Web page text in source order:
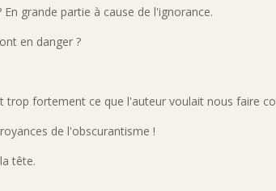
grande partie à cause de l'ignorance.
en danger ?
trop fortement ce que l'auteur voulait nous faire
de l'obscurantisme !
tête.